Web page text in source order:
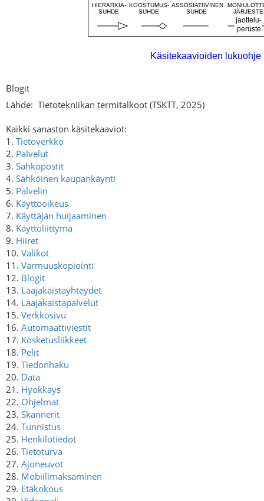
Blogit
Lähde: Tietotekniikan termitalkoot (TSKTT, 2025)
Kaikki sanaston käsitekaaviot:
1. Tietoverkko
2. Palvelut
3. Sähköpostit
4. Sähköinen kaupankäynti
5. Palvelin
6. Käyttöoikeus
7. Käyttäjän huijaaminen
8. Käyttöliittymä
9. Hiiret
10. Valikot
11. Varmuuskopiointi
12. Blogit
13. Laajakaistayhteydet
14. Laajakaistapalvelut
15. Verkkosivu
16. Automaattiviestit
17. Kosketusliikkeet
18. Pelit
19. Tiedonhaku
20. Data
21. Hyokkays
22. Ohjelmat
23. Skannerit
24. Tunnistus
25. Henkilötiedot
26. Tietoturva
27. Ajoneuvot
28. Mobiilimaksaminen
29. Etäkokous